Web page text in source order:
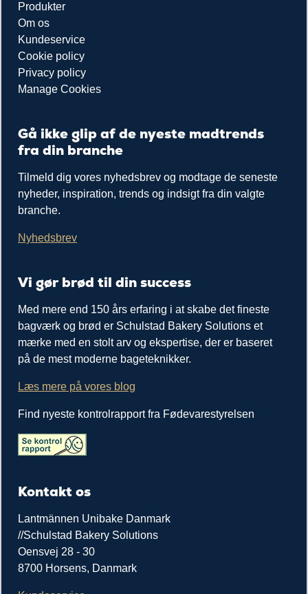
Produkter
Om os
Kundeservice
Cookie policy
Privacy policy
Manage Cookies
Gå ikke glip af de nyeste madtrends
fra din branche
Tilmeld dig vores nyhedsbrev og modtage de seneste
nyheder, inspiration, trends og indsigt fra din valgte
branche.
Nyhedsbrev
Vi gør brød til din success
Med mere end 150 års erfaring i at skabe det fineste
bagværk og brød er Schulstad Bakery Solutions et
mærke med en stolt arv og ekspertise, der er baseret
på de mest moderne bageteknikker.
Læs mere på vores blog
Find nyeste kontrolrapport fra Fødevarestyrelsen
Kontakt os
Lantmännen Unibake Danmark
//Schulstad Bakery Solutions
Oensvej 28 - 30
8700 Horsens, Danmark